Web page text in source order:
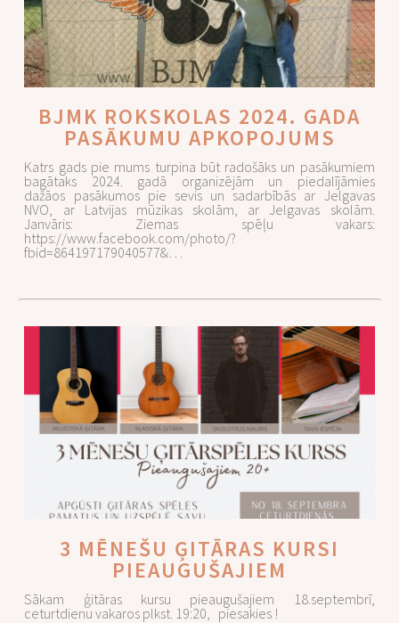
BJMK ROKSKOLAS 2024. GADA
PASĀKUMU APKOPOJUMS
Katrs gads pie mums turpina būt radošāks un pasākumiem
bagātaks 2024. gadā organizējām un piedalījāmies
dažāos pasākumos pie sevis un sadarbībās ar Jelgavas
NVO, ar Latvijas mūzikas skolām, ar Jelgavas skolām.
Janvāris: Ziemas spēļu vakars:
https://www.facebook.com/photo/?
fbid=864197179040577&…
3 MĒNEŠU ĢITĀRAS KURSI
PIEAUGUŠAJIEM
Sākam ģitāras kursu pieaugušajiem 18.septembrī,
ceturtdienu vakaros plkst. 19:20, piesakies !